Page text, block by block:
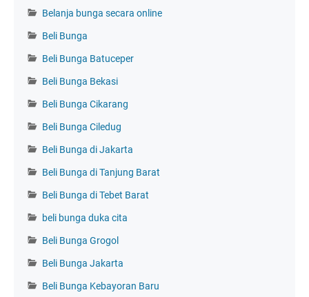
Belanja bunga secara online
Beli Bunga
Beli Bunga Batuceper
Beli Bunga Bekasi
Beli Bunga Cikarang
Beli Bunga Ciledug
Beli Bunga di Jakarta
Beli Bunga di Tanjung Barat
Beli Bunga di Tebet Barat
beli bunga duka cita
Beli Bunga Grogol
Beli Bunga Jakarta
Beli Bunga Kebayoran Baru